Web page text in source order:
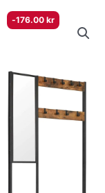
-176.00 kr